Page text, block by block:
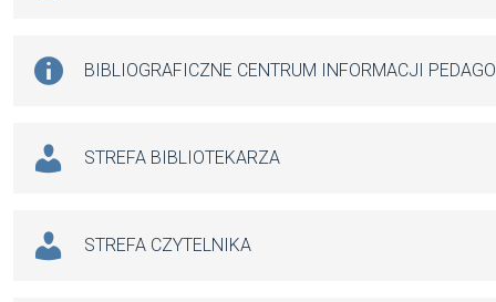
BIBLIOGRAFICZNE CENTRUM INFORMACJI
STREFA BIBLIOTEKARZA
STREFA CZYTELNIKA